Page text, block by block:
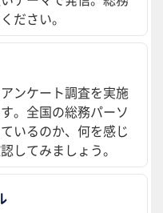
ださい。
ンケート調査を実施
。全国の総務パーソ
いるのか、何を感じ
してみましょう。